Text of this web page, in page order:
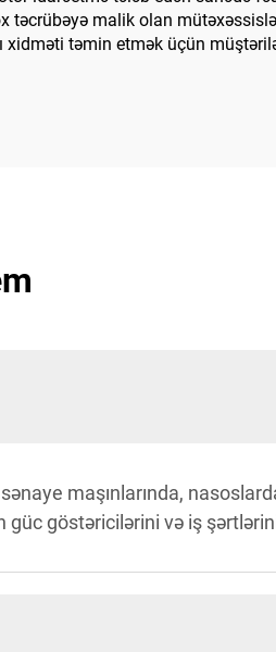
malik olan
təmin etmək üçün
maşınlarında,
göstəricilərini və iş